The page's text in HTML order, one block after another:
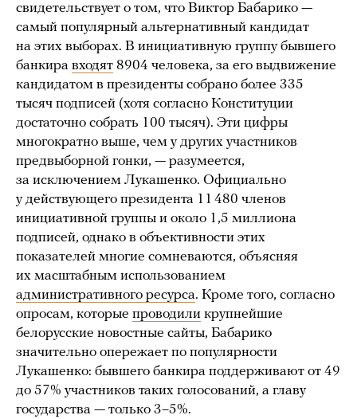
свидетельствует о том, что Виктор Бабарико —
самый популярный альтернативный кандидат
на этих выборах. В инициативную группу бывшего
банкира входят 8904 человека, за его выдвижение
кандидатом в президенты собрано более 335
тысяч подписей (хотя согласно Конституции
достаточно собрать 100 тысяч). Эти цифры
многократно выше, чем у других участников
предвыборной гонки, — разумеется,
за исключением Лукашенко. Официально
у действующего президента 11 480 членов
инициативной группы и около 1,5 миллиона
подписей, однако в объективности этих
показателей многие сомневаются, объясняя
их масштабным использованием
административного ресурса. Кроме того, согласно
опросам, которые проводили крупнейшие
белорусские новостные сайты, Бабарико
значительно опережает по популярности
Лукашенко: бывшего банкира поддерживают от 49
до 57% участников таких голосований, а главу
государства — только 3–5%.